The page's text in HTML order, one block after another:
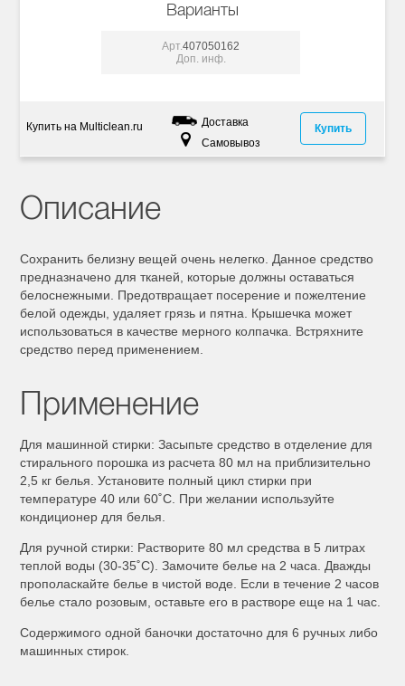
Варианты
Арт.407050162
Доп. инф.
Купить на Multiclean.ru
Доставка
Самовывоз
Купить
Описание
Сохранить белизну вещей очень нелегко. Данное средство
предназначено для тканей, которые должны оставаться
белоснежными. Предотвращает посерение и пожелтение
белой одежды, удаляет грязь и пятна. Крышечка может
использоваться в качестве мерного колпачка. Встряхните
средство перед применением.
Применение
Для машинной стирки: Засыпьте средство в отделение для
стирального порошка из расчета 80 мл на приблизительно
2,5 кг белья. Установите полный цикл стирки при
температуре 40 или 60˚С. При желании используйте
кондиционер для белья.
Для ручной стирки: Растворите 80 мл средства в 5 литрах
теплой воды (30-35˚С). Замочите белье на 2 часа. Дважды
прополаскайте белье в чистой воде. Если в течение 2 часов
белье стало розовым, оставьте его в растворе еще на 1 час.
Содержимого одной баночки достаточно для 6 ручных либо
машинных стирок.